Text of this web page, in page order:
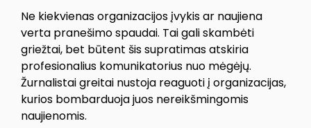
Ne kiekvienas organizacijos įvykis ar naujiena
verta pranešimo spaudai. Tai gali skambėti
griežtai, bet būtent šis supratimas atskiria
profesionalius komunikatorius nuo mėgėjų.
Žurnalistai greitai nustoja reaguoti į organizacijas,
kurios bombarduoja juos nereikšmingomis
naujienomis.